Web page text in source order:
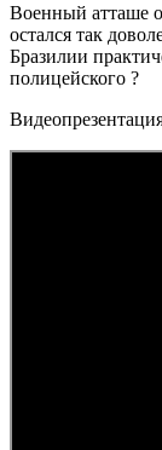
Военный атташе
остался так
Бразилии
полицейского ?